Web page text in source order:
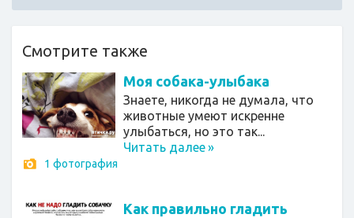
Смотрите также
Моя собака-улыбака
Знаете, никогда не думала, что
животные умеют искренне
улыбаться, но это так...
Читать далее»
1 фотография
Как правильно гладить